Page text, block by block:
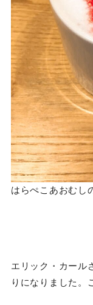
はらぺこあおむし
エリック・カール
りになりました。